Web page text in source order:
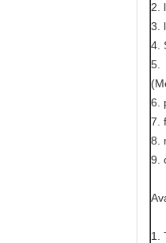
2.
3.
4.
5.
6.
7.
8.
9.
1.